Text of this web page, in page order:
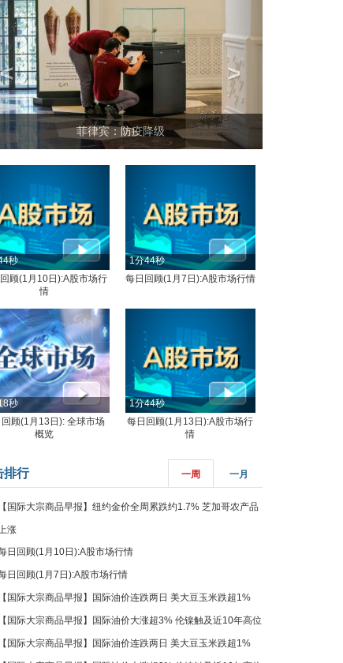
菲律宾：防疫降级
< >
秒
顾(1月10日):A股市场行
情
1分44秒
每日回顾(1月7日):A股市场行情
秒
顾(1月13日): 全球市场
概览
1分44秒
每日回顾(1月13日):A股市场行
情
排行 一周 一月
【国际大宗商品早报】纽约金价全周累跌约1.7% 芝加哥农产品
涨
日回顾(1月10日):A股市场行情
日回顾(1月7日):A股市场行情
【国际大宗商品早报】国际油价连跌两日 美大豆玉米跌超1%
【国际大宗商品早报】国际油价大涨超3% 伦镍触及近10年高位
【国际大宗商品早报】国际油价连跌两日 美大豆玉米跌超1%